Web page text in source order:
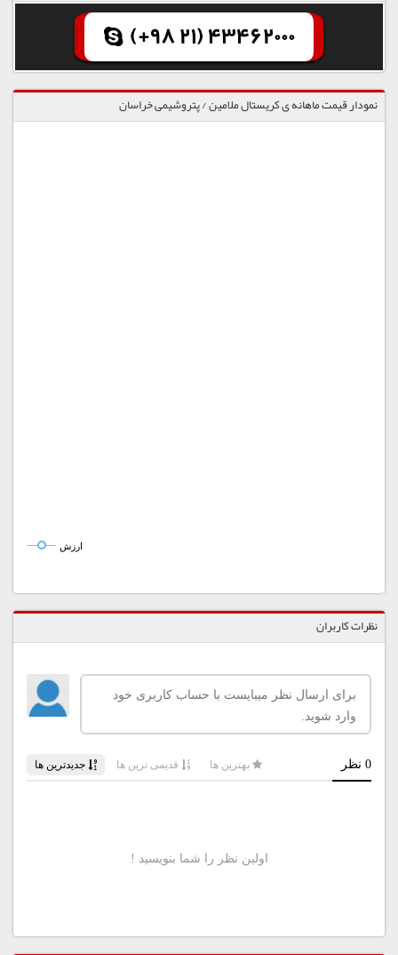
(+98 21) 43462000
نمودار قیمت ماهانه ی کریستال ملامین / پتروشیمی خراسان
ارزش
نظرات کاربران